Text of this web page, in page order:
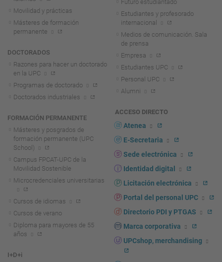
Movilidad y prácticas
Másteres de formación
permanente
DOCTORADOS
Razones para hacer un doctorado
en la UPC
Programas de doctorado
Doctorados industriales
FORMACIÓN PERMANENTE
Másteres y posgrados de
formación permanente (UPC
School)
Campus FPCAT-UPC de la
Movilidad Sostenible
Microcredenciales universitarias
Cursos de idiomas
Cursos de verano
Diploma para mayores de 55
años
I+D+i
Futuro estudiantado
Estudiantes y profesorado
internacional
Medios de comunicación. Sala
de prensa
Empresa
Estudiantes UPC
Personal UPC
Alumni
ACCESO DIRECTO
Atenea
E-Secretaria
Sede electrónica
Identidad digital
Licitación electrónica
Portal del personal UPC
Directorio PDI y PTGAS
Marca corporativa
UPCshop, merchandising